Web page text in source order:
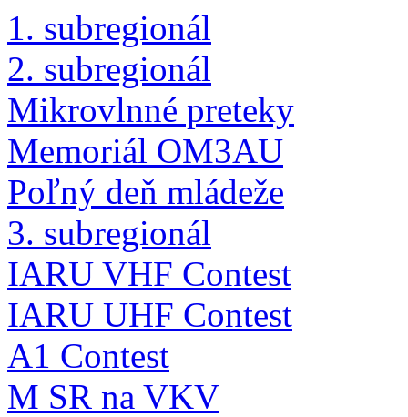
1. subregionál
2. subregionál
Mikrovlnné preteky
Memoriál OM3AU
Poľný deň mládeže
3. subregionál
IARU VHF Contest
IARU UHF Contest
A1 Contest
M SR na VKV